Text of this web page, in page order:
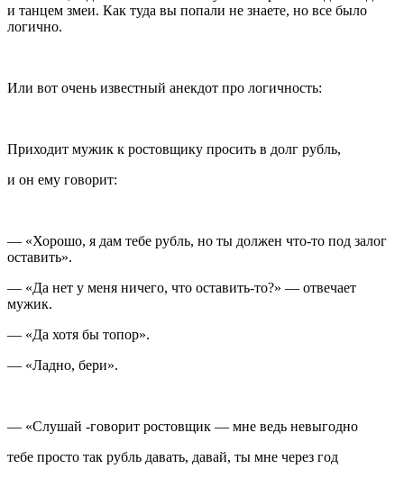
и танцем змеи. Как туда вы попали не знаете, но все было
логично.
Или вот очень известный анекдот про логичность:
Приходит мужик к ростовщику просить в долг рубль,
и он ему говорит:
— «Хорошо, я дам тебе рубль, но ты должен что-то под залог
оставить».
— «Да нет у меня ничего, что оставить-то?» — отвечает
мужик.
— «Да хотя бы топор».
— «Ладно, бери».
— «Слушай -говорит ростовщик — мне ведь невыгодно
тебе просто так рубль давать, давай, ты мне через год